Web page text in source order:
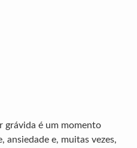
grávida é um momento
ansiedade e, muitas vezes,